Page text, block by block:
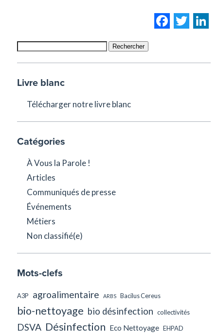
Rechercher
Livre blanc
Télécharger notre livre blanc
Catégories
À Vous la Parole !
Articles
Communiqués de presse
Événements
Métiers
Non classifié(e)
Mots-clefs
A3P agroalimentaire ARBS Bacilus Cereus
bio-nettoyage bio désinfection collectivités
DSVA Désinfection Eco Nettoyage EHPAD